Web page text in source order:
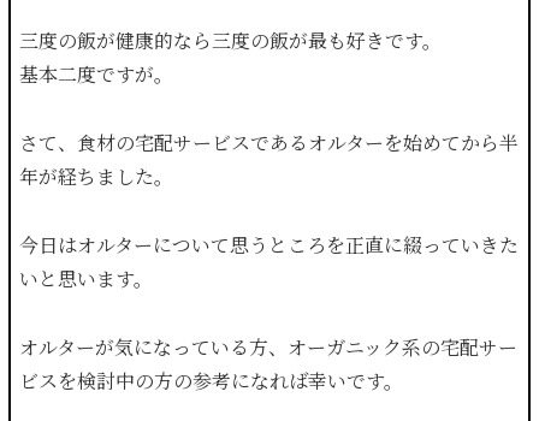
三度の飯が健康的なら三度の飯が最も好きです。
基本二度ですが。
さて、食材の宅配サービスであるオルターを始めてから半
年が経ちました。
今日はオルターについて思うところを正直に綴っていきた
いと思います。
オルターが気になっている方、オーガニック系の宅配サー
ビスを検討中の方の参考になれば幸いです。